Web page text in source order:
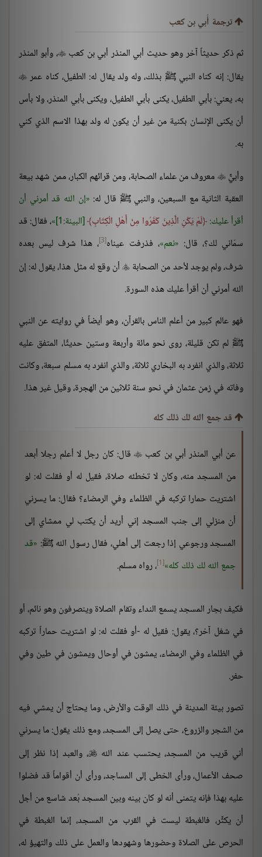
ترجمة أُبي بن كعب
ثم ذكر حديثاً آخر وهو حديث أبي المنذر أبي بن كعب، وأبو المنذر
يقال: إنه كناه النبي ﷺ بذلك، وله ولد يقال له: الطفيل، كناه عمر 
به، يعني: بأبي الطفيل، يكنى بأبي الطفيل، ويكنى بأبي المنذر، ولا بأس
أن يكنى الإنسان بكنية من غير أن يكون له ولد بهذا الاسم الذي كني
به.
وأبيٌّ معروف من علماء الصحابة، ومن قرائهم الكبار، ممن شهد بيعة
العقبة الثانية مع السبعين، والنبي ﷺ قال له: إن الله قد أمرني أن
أقرأ عليك: لَمْ يَكُنِ الَّذِينَ كَفَرُوا مِنْ أَهْلِ الْكِتَابِ [البينة:1] ،فقال: قد
سمّاني لك؟، قال:
نعم ، فذرفت عيناه[3] ، هذا شرف ليس بعده
شرف، ولم يوجد لأحد من الصحابة أن وقع له مثل هذا، يقول له: إن
الله أمرني أن أقرأ عليك هذه السورة.
فهو عالم كبير من أعلم الناس بالقرآن، وهو أيضاً في روايته عن النبي
ﷺ لم تكن قليلة، روى نحو مائة وأربعة وستين حديثًا، المتفق عليه
ثلاثة، والذي انفرد به البخاري ثلاثة، والذي انفرد به مسلم سبعة، وكانت
وفاته في زمن عثمان في نحو سنة ثلاثين من الهجرة، وقيل غير هذا.
قد جمع الله لك ذلك كله
عن أبي المنذر أبي بن كعب قال: كان رجل لا أعلم رجلا أبعد
من المسجد منه، وكان لا تخطئه صلاة، فقيل له أو فقلت له: لو
اشتريت حمارا تركبه في الظلماء وفي الرمضاء؟ فقال: ما يسرني
أن منزلي إلى جنب المسجد إني أريد أن يكتب لي ممشاي إلى
المسجد ورجوعي إذا رجعت إلى أهلي، فقال رسول الله ﷺ: قد
جمع الله لك ذلك كله [1] ، رواه مسلم.
فكيف بجار المسجد يسمع النداء وتقام الصلاة وينصرفون وهو نائم، أو
في شغل آخر؟، يقول: فقيل له -أو فقلت له: لو اشتريت حماراً تركبه
في الظلماء وفي الرمضاء، يمشون في أوحال ويمشون في طين وفي
حفر.
تصور بيئة المدينة في ذلك الوقت والأرض، وما يحتاج أن يمشي فيه
من الشجر والزروع، حتى يصل إلى المسجد، ومع ذلك يقول: ما يسرني
أني قريب من المسجد، يحتسب عند الله ، والعبد إذا نظر إلى
صحف الأعمال، ورأى الخطى إلى المساجد، ورأى أن أقواماً قد فضلوا
عليه بهذا فإنه يتمنى أنه لو كان بينه وبين المسجد بُعد شاسع من أجل
أن يكثِّر، فالغبطة ليست في القرب من المسجد، إنما الغبطة في
الحرص على الصلاة وحضورها وشهودها والعمل على ذلك والتهيؤ له،